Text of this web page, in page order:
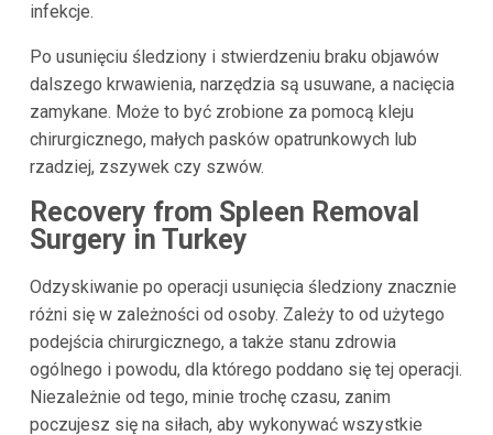
infekcje.
Po usunięciu śledziony i stwierdzeniu braku objawów
dalszego krwawienia, narzędzia są usuwane, a nacięcia
zamykane. Może to być zrobione za pomocą kleju
chirurgicznego, małych pasków opatrunkowych lub
rzadziej, zszywek czy szwów.
Recovery from Spleen Removal
Surgery in Turkey
Odzyskiwanie po operacji usunięcia śledziony znacznie
różni się w zależności od osoby. Zależy to od użytego
podejścia chirurgicznego, a także stanu zdrowia
ogólnego i powodu, dla którego poddano się tej operacji.
Niezależnie od tego, minie trochę czasu, zanim
poczujesz się na siłach, aby wykonywać wszystkie